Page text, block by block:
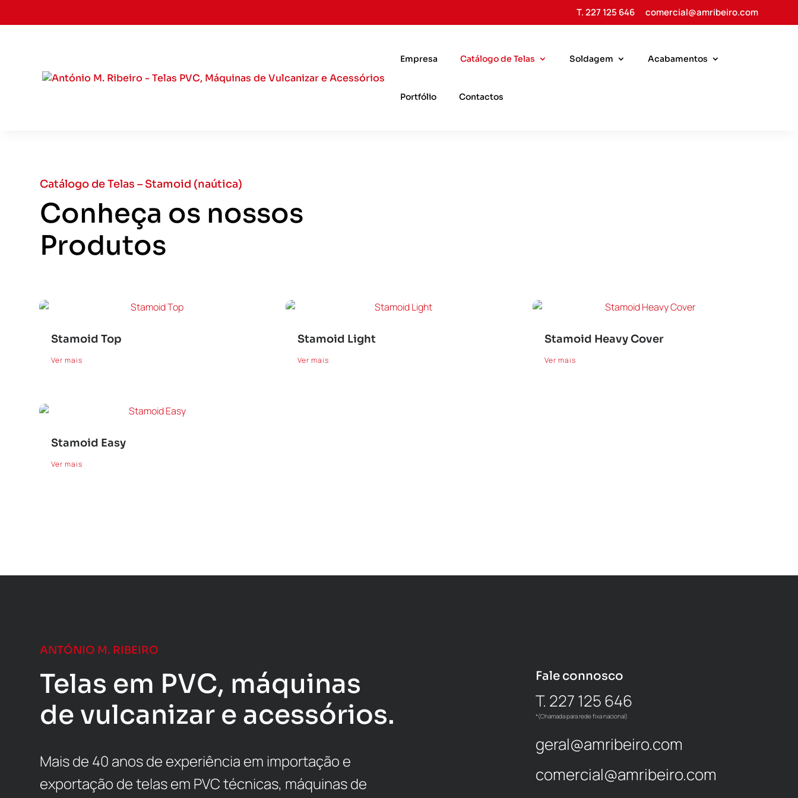
T. 227 125 646 comercial@amribeiro.com
Empresa Catálogo de Telas Soldagem Acabamentos
Portfólio Contactos
Catálogo de Telas – Stamoid (naútica)
Conheça os nossos
Produtos
Stamoid Top
Ver mais
Stamoid Easy
Ver mais
Stamoid Light
Ver mais
Stamoid Heavy Cover
Ver mais
ANTÓNIO M. RIBEIRO
Telas em PVC, máquinas
de vulcanizar e acessórios.
Mais de 40 anos de experiência em importação e
exportação de telas em PVC técnicas, máquinas de
Fale connosco
T. 227 125 646
*(Chamada para rede fixa nacional)
geral@amribeiro.com
comercial@amribeiro.com